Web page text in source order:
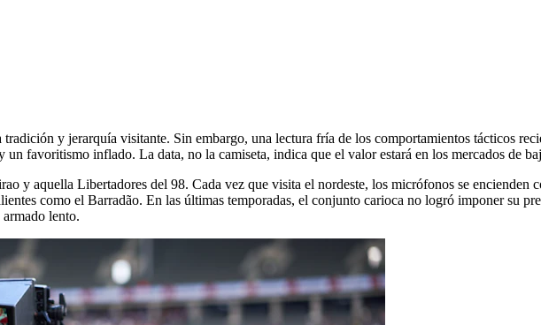
y jerarquía visitante. Sin embargo, una lectura fría de los comportamientos tácticos
favoritismo inflado. La data, no la camiseta, indica que el valor estará en los mercados de
y aquella Libertadores del 98. Cada vez que visita el nordeste, los micrófonos se encienden
como el Barradão. En las últimas temporadas, el conjunto carioca no logró imponer su
armado lento.